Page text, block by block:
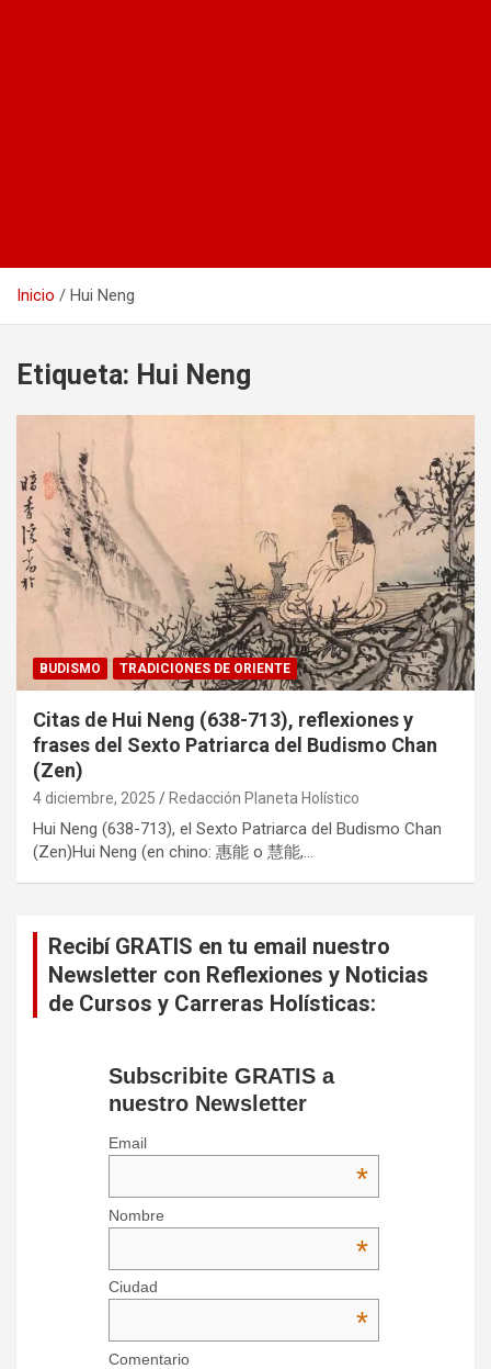
Inicio Hui Neng
Etiqueta: Hui Neng
BUDISMO TRADICIONES DE ORIENTE
Citas de Hui Neng (638-713), reflexiones y
frases del Sexto Patriarca del Budismo Chan
(Zen)
4 diciembre, 2025 Redacción Planeta Holístico
Hui Neng (638-713), el Sexto Patriarca del Budismo Chan
(Zen)Hui Neng (en chino: 惠能 o 慧能,…
Recibí GRATIS en tu email nuestro
Newsletter con Reflexiones y Noticias
de Cursos y Carreras Holísticas:
Subscribite GRATIS a
nuestro Newsletter
Email
*
Nombre
*
Ciudad
*
Comentario